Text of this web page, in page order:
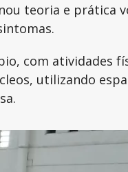
teoria e prática
com atividades
utilizando